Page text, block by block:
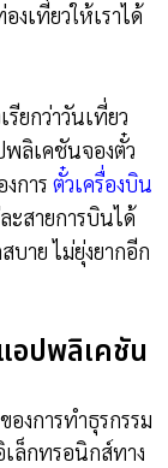
เที่ยวให้เราได้
ยกว่าวันเที่ยว
ลิเคชันจองตั๋ว
การ ตั๋วเครื่องบิน
ะสายการบินได้
บาย ไม่ยุ่งยากอีก
อปพลิเคชัน
งการทำธุรกรรม
ล็กทรอนิกส์ทาง